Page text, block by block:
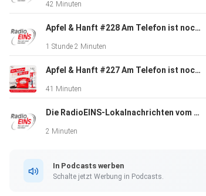
42 Minuten
Apfel & Hanft #228 Am Telefon ist noch Milch: Döner für Dominica - Genitalien zur Pressekonferenz
1 Stunde 2 Minuten
Apfel & Hanft #227 Am Telefon ist noch Milch: Duschen in Karlsbad
41 Minuten
Die RadioEINS-Lokalnachrichten vom 10.7. - Spätausgabe
2 Minuten
In Podcasts werben
Schalte jetzt Werbung in Podcasts.